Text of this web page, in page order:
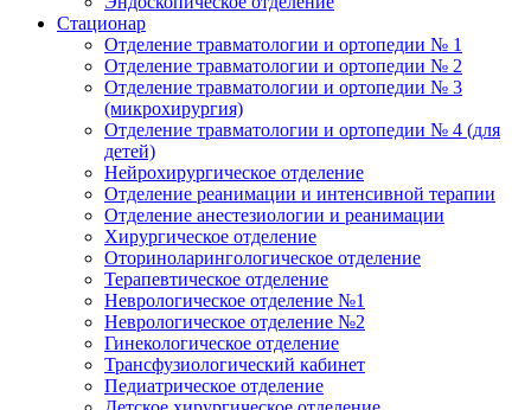
Стационар
Отделение травматологии и ортопедии № 1
Отделение травматологии и ортопедии № 2
Отделение травматологии и ортопедии № 3
(микрохирургия)
Отделение травматологии и ортопедии № 4 (для
детей)
Нейрохирургическое отделение
Отделение реанимации и интенсивной терапии
Отделение анестезиологии и реанимации
Хирургическое отделение
Оториноларингологическое отделение
Терапевтическое отделение
Неврологическое отделение №1
Неврологическое отделение №2
Гинекологическое отделение
Трансфузиологический кабинет
Педиатрическое отделение